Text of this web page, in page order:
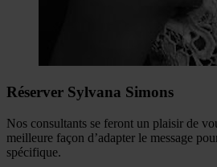
Réserver Sylvana Simons
Nos consultants se feront un plaisir de
meilleure façon d’adapter le message
spécifique.